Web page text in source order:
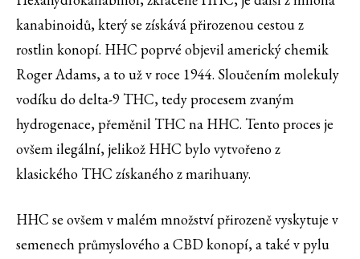
kanabinoidů, který se získává přirozenou cestou z
rostlin konopí. HHC poprvé objevil americký chemik
Roger Adams, a to už v roce 1944. Sloučením molekuly
vodíku do delta-9 THC, tedy procesem zvaným
hydrogenace, přeměnil THC na HHC. Tento proces je
ovšem ilegální, jelikož HHC bylo vytvořeno z
klasického THC získaného z marihuany.
HHC se ovšem v malém množství přirozeně vyskytuje v
semenech průmyslového a CBD konopí, a také v pylu